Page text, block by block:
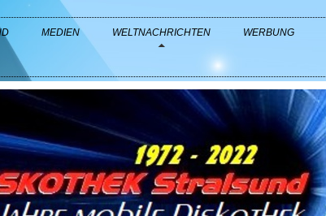
MEDIEN WELTNACHRICHTEN WERBUNG